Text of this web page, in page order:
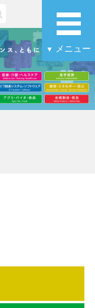
▼ メニュー